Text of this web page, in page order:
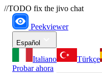
//TODO fix the jivo chat
Peekviewer
Español
Italiano Türkçe
Probar ahora